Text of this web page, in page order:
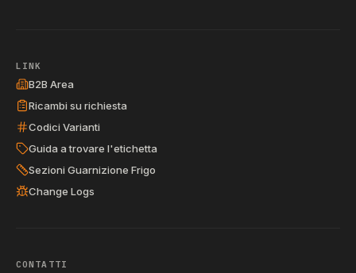
LINK
B2B Area
Ricambi su richiesta
Codici Varianti
Guida a trovare l'etichetta
Sezioni Guarnizione Frigo
Change Logs
CONTATTI